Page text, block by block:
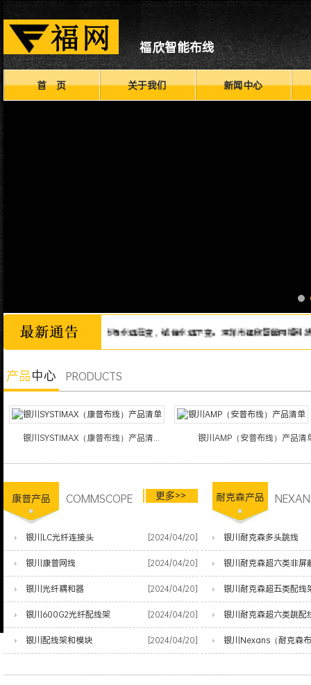
福欣智能布线
首 页 关于我们 新闻中心
诚信为本，市场永远在变，诚信永远不变。深圳市福欣智能网络科技
产品中心 PRODUCTS
银川SYSTIMAX（康普布线）产品清... 银川AMP（安普布线）产品清
康普产品 COMMSCOPE 更多>>
银川LC光纤连接头 [2024/04/20]
银川康普网线 [2024/04/20]
银川光纤耦和器 [2024/04/20]
银川600G2光纤配线架 [2024/04/20]
银川配线架和模块 [2024/04/20]
耐克森产品
银川耐克森多头跳线
银川耐克森超六类非屏
银川耐克森超五类配线